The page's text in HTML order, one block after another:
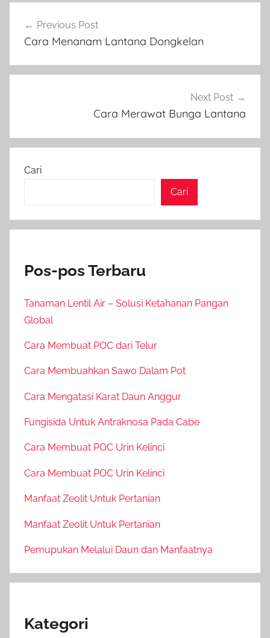
pos
Previous Post
Cara Menanam Lantana Dongkelan
Next Post
Cara Merawat Bunga Lantana
Cari
Cari
Pos-pos Terbaru
Tanaman Lentil Air – Solusi Ketahanan Pangan
Global
Cara Membuat POC dari Telur
Cara Membuahkan Sawo Dalam Pot
Cara Mengatasi Karat Daun Anggur
Fungisida Untuk Antraknosa Pada Cabe
Cara Membuat POC Urin Kelinci
Cara Membuat POC Urin Kelinci
Manfaat Zeolit Untuk Pertanian
Manfaat Zeolit Untuk Pertanian
Pemupukan Melalui Daun dan Manfaatnya
Kategori